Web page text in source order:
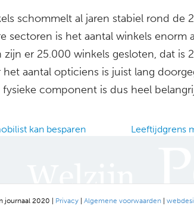
schommelt al jaren stabiel rond de
sectoren is het aantal winkels enorm
zijn er 25.000 winkels gesloten, dat is
het aantal opticiens is juist lang
fysieke component is dus heel
kan besparen Leeftijdgrens
journaal 2020 | Privacy | Algemene voorwaarden |